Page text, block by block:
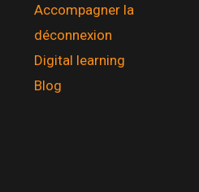
Accompagner la
déconnexion
Digital learning
Blog